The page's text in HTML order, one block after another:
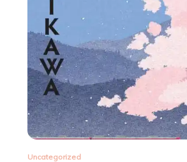
Uncategorized